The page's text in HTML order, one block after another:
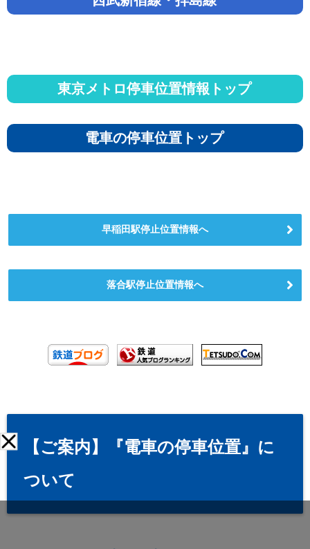
東京メトロ停車位置情報トップ
電車の停車位置トップ
早稲田駅停止位置情報へ
落合駅停止位置情報へ
【ご案内】『電車の停車位置』に
ついて